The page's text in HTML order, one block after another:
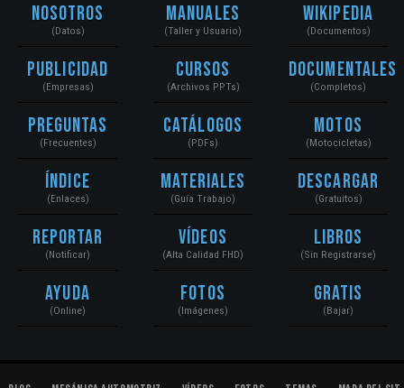
Nosotros
(Datos)
Publicidad
(Empresas)
Preguntas
(Frecuentes)
Índice
(Enlaces)
Reportar
(Notificar)
Ayuda
(Online)
Manuales
(Taller y Usuario)
Cursos
(Archivos PPTs)
Catálogos
(PDFs)
Materiales
(Guía Trabajo)
Vídeos
(Alta Calidad FHD)
Fotos
(Imágenes)
Wikipedia
(Documentos)
Documentales
(Completos)
Motos
(Motocicletas)
Descargar
(Gratuitos)
Libros
(Sin Registrarse)
Gratis
(Bajar)